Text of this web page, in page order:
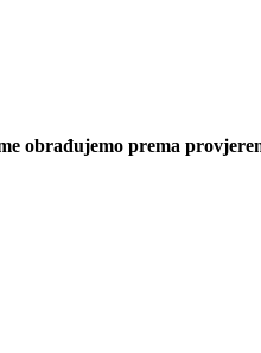
obrađujemo prema